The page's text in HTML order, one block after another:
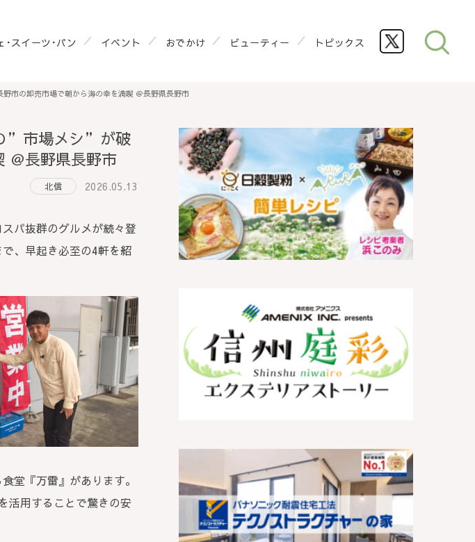
･スイーツ･パン イベント おでかけ ビューティー トピックス
市の卸売市場で朝から海の幸を満喫 ＠長野県長野市
”市場メシ”が破
＠長野県長野市
北信 2026.05.13
パ抜群のグルメが続々登
、早起き必至の4軒を紹
堂『万雷』があります。
活用することで驚きの安